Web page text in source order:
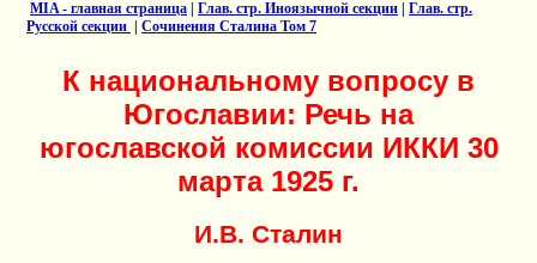
MIA - главная страница |Глав. стр. Иноязычной секции |Глав. стр.
Русской секции
|Сочинения Сталина Том 7
К национальному вопросу в
Югославии: Речь на
югославской комиссии ИККИ 30
марта 1925 г.
И.В. Сталин